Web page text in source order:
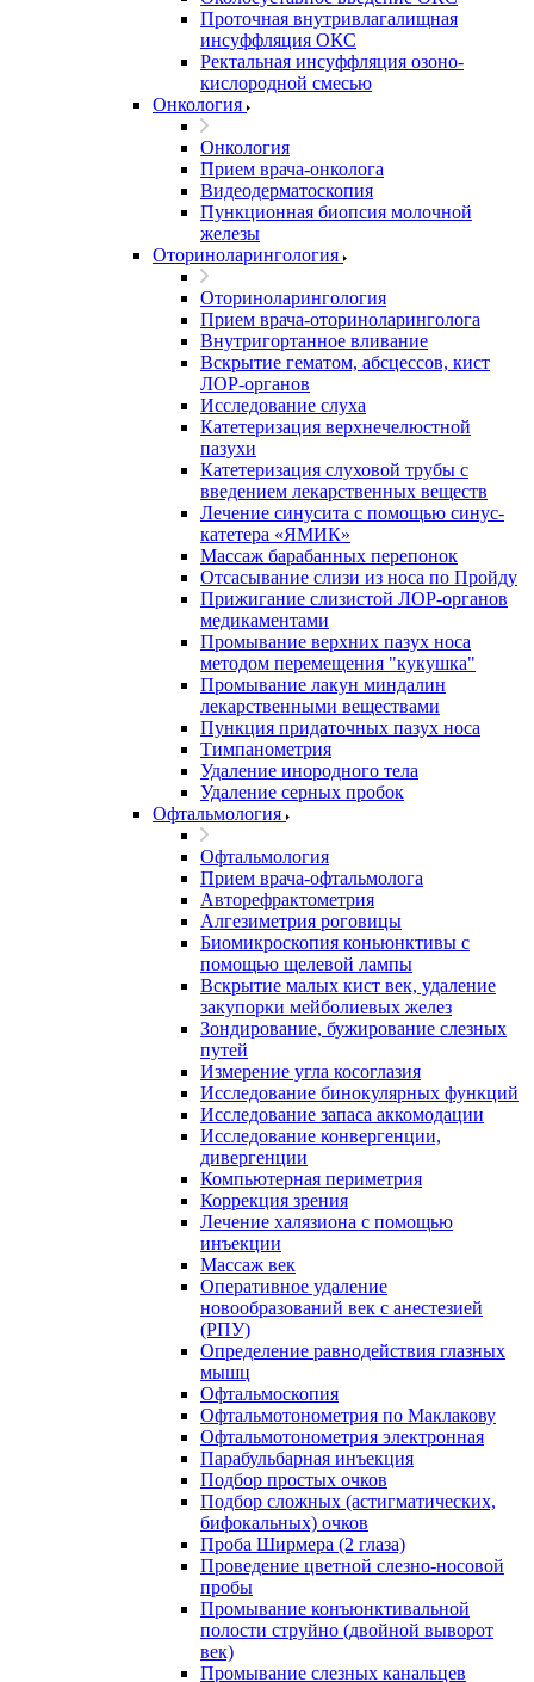
Проточная внутривлагалищная
инсуффляция ОКС
Ректальная инсуффляция озоно-
кислородной смесью
Онкология
Онкология
Прием врача-онколога
Видеодерматоскопия
Пункционная биопсия молочной
железы
Оториноларингология
Оториноларингология
Прием врача-оториноларинголога
Внутригортанное вливание
Вскрытие гематом, абсцессов, кист
ЛОР-органов
Исследование слуха
Катетеризация верхнечелюстной
пазухи
Катетеризация слуховой трубы с
введением лекарственных веществ
Лечение синусита с помощью синус-
катетера «ЯМИК»
Массаж барабанных перепонок
Отсасывание слизи из носа по Пройду
Прижигание слизистой ЛОР-органов
медикаментами
Промывание верхних пазух носа
методом перемещения "кукушка"
Промывание лакун миндалин
лекарственными веществами
Пункция придаточных пазух носа
Тимпанометрия
Удаление инородного тела
Удаление серных пробок
Офтальмология
Офтальмология
Прием врача-офтальмолога
Авторефрактометрия
Алгезиметрия роговицы
Биомикроскопия коньюнктивы с
помощью щелевой лампы
Вскрытие малых кист век, удаление
закупорки мейболиевых желез
Зондирование, бужирование слезных
путей
Измерение угла косоглазия
Исследование бинокулярных функций
Исследование запаса аккомодации
Исследование конвергенции,
дивергенции
Компьютерная периметрия
Коррекция зрения
Лечение халязиона с помощью
инъекции
Массаж век
Оперативное удаление
новообразований век с анестезией
(РПУ)
Определение равнодействия глазных
мышц
Офтальмоскопия
Офтальмотонометрия по Маклакову
Офтальмотонометрия электронная
Парабульбарная инъекция
Подбор простых очков
Подбор сложных (астигматических,
бифокальных) очков
Проба Ширмера (2 глаза)
Проведение цветной слезно-носовой
пробы
Промывание конъюнктивальной
полости струйно (двойной выворот
век)
Промывание слезных канальцев